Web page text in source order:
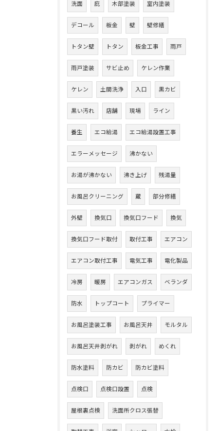
洗面 庇 木部塗装 室内塗装
デコール 板金 壁 壁修繕
トタン壁 トタン 板金工事 雨戸
雨戸塗装 サビ止め ケレン作業
ケレン 土間洗浄 入口 黒カビ
黒い汚れ 店舗 現場 ライン
養生 エコ給湯 エコ給湯設置工事
エラーメッセージ 沸かない
お湯が沸かない 沸き上げ 残湯量
お風呂クリーニング 蔵 部分修繕
外壁 換気口 換気口フード 換気
換気口フード取付 取付工事 エアコン
エアコン取付工事 電気工事 電化製品
冷房 暖房 エアコンガス ベランダ
防水 トップコート プライマー
お風呂塗装工事 お風呂天井 モルタル
お風呂天井剥がれ 剥がれ めくれ
防水塗料 防カビ 防カビ塗料
点検口 点検口設置 点検
屋根裏点検 洗面所クロス張替